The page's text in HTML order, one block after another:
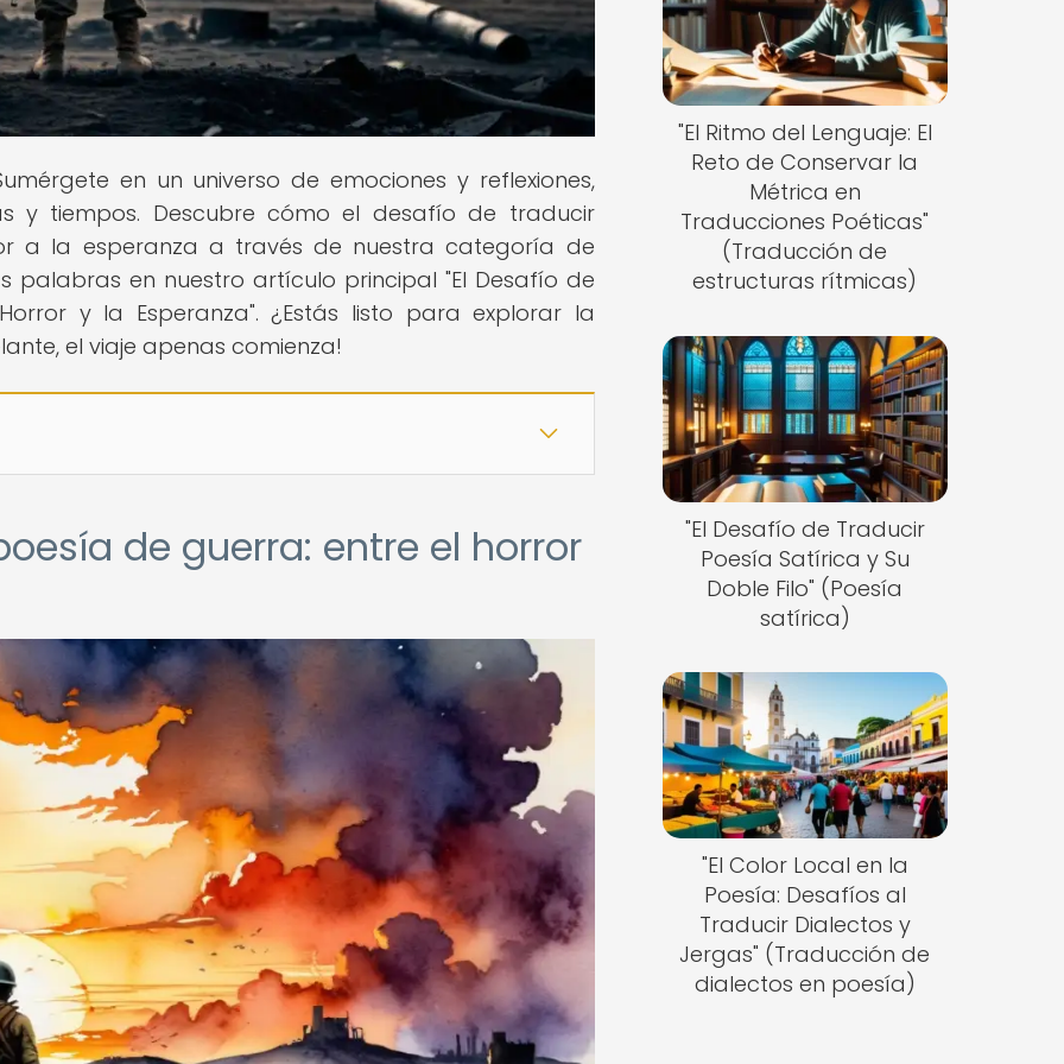
en un universo de emociones y reflexiones,
y tiempos. Descubre cómo el desafío de traducir
a la esperanza a través de nuestra categoría de
palabras en nuestro artículo principal "El Desafío de
y la Esperanza". ¿Estás listo para explorar la
el viaje apenas comienza!
de guerra: entre el horror
"El Ritmo del Lenguaje: El
Reto de Conservar la
Métrica en
Traducciones Poéticas"
(Traducción de
estructuras rítmicas)
"El Desafío de Traducir
Poesía Satírica y Su
Doble Filo" (Poesía
satírica)
"El Color Local en la
Poesía: Desafíos al
Traducir Dialectos y
Jergas" (Traducción de
dialectos en poesía)